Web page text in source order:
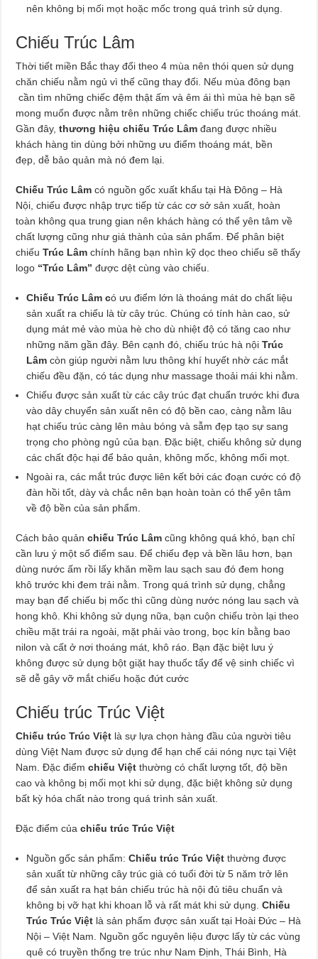
nên không bị mối mọt hoặc mốc trong quá trình sử dụng.
Chiếu Trúc Lâm
Thời tiết miền Bắc thay đổi theo 4 mùa nên thói quen sử dụng
chăn chiếu nằm ngủ vì thế cũng thay đổi. Nếu mùa đông bạn
cần tìm những chiếc đệm thật ấm và êm ái thì mùa hè bạn sẽ
mong muốn được nằm trên những chiếc chiếu trúc thoáng mát.
Gần đây, thương hiệu chiếu Trúc Lâm đang được nhiều
khách hàng tin dùng bởi những ưu điểm thoáng mát, bền
đẹp, dễ bảo quản mà nó đem lại.
Chiếu Trúc Lâm có nguồn gốc xuất khẩu tại Hà Đông – Hà
Nội, chiếu được nhập trực tiếp từ các cơ sở sản xuất, hoàn
toàn không qua trung gian nên khách hàng có thể yên tâm về
chất lượng cũng như giá thành của sản phẩm. Để phân biệt
chiếuTrúc Lâmchính hãng bạn nhìn kỹ dọc theo chiếu sẽ thấy
logo “Trúc Lâm”được dệt cùng vào chiếu.
Chiếu Trúc Lâm có ưu điểm lớn là thoáng mát do chất liệu
sản xuất ra chiếu là từ cây trúc. Chúng có tính hàn cao, sử
dụng mát mẻ vào mùa hè cho dù nhiệt độ có tăng cao như
những năm gần đây. Bên cạnh đó, chiếu trúc hà nộiTrúc
Lâm còn giúp người nằm lưu thông khí huyết nhờ các mắt
chiếu đều đặn, có tác dụng như massage thoải mái khi nằm.
Chiếu được sản xuất từ các cây trúc đạt chuẩn trước khi đưa
vào dây chuyển sản xuất nên có độ bền cao, càng nằm lâu
hạt chiếu trúc càng lên màu bóng và sẫm đẹp tạo sự sang
trọng cho phòng ngủ của bạn. Đặc biệt, chiếu không sử dụng
các chất độc hại để bảo quản, không mốc, không mối mọt.
Ngoài ra, các mắt trúc được liên kết bởi các đoạn cước có độ
đàn hồi tốt, dày và chắc nên bạn hoàn toàn có thể yên tâm
về độ bền của sản phẩm.
Cách bảo quảnchiếu Trúc Lâm cũng không quá khó, bạn chỉ
cần lưu ý một số điểm sau. Để chiếu đẹp và bền lâu hơn, bạn
dùng nước ấm rồi lấy khăn mềm lau sạch sau đó đem hong
khô trước khi đem trải nằm. Trong quá trình sử dụng, chẳng
may bạn để chiếu bị mốc thì cũng dùng nước nóng lau sạch và
hong khô. Khi không sử dụng nữa, bạn cuộn chiếu tròn lại theo
chiều mặt trái ra ngoài, mặt phải vào trong, bọc kín bằng bao
nilon và cất ở nơi thoáng mát, khô ráo. Bạn đặc biệt lưu ý
không được sử dụng bột giặt hay thuốc tẩy để vệ sinh chiếc vì
sẽ dễ gây vỡ mắt chiếu hoặc đứt cước
Chiếu trúc Trúc Việt
Chiếu trúc Trúc Việt là sự lựa chọn hàng đầu của người tiêu
dùng Việt Nam được sử dụng để hạn chế cái nóng nực tại Việt
Nam. Đặc điểmchiếu Việtthường có chất lượng tốt, độ bền
cao và không bị mối mọt khi sử dụng, đặc biệt không sử dụng
bất kỳ hóa chất nào trong quá trình sản xuất.
Đặc điểm của chiếu trúc Trúc Việt
Nguồn gốc sản phẩm:Chiếu trúc Trúc Việtthường được
sản xuất từ những cây trúc già có tuổi đời từ 5 năm trở lên
để sản xuất ra hạt bán chiếu trúc hà nội đủ tiêu chuẩn và
không bị vỡ hạt khi khoan lỗ và rất mát khi sử dụng.Chiếu
Trúc Trúc Việt là sản phẩm được sản xuất tại Hoài Đức – Hà
Nội – Việt Nam. Nguồn gốc nguyên liệu được lấy từ các vùng
quê có truyền thống tre trúc như Nam Định, Thái Bình, Hà